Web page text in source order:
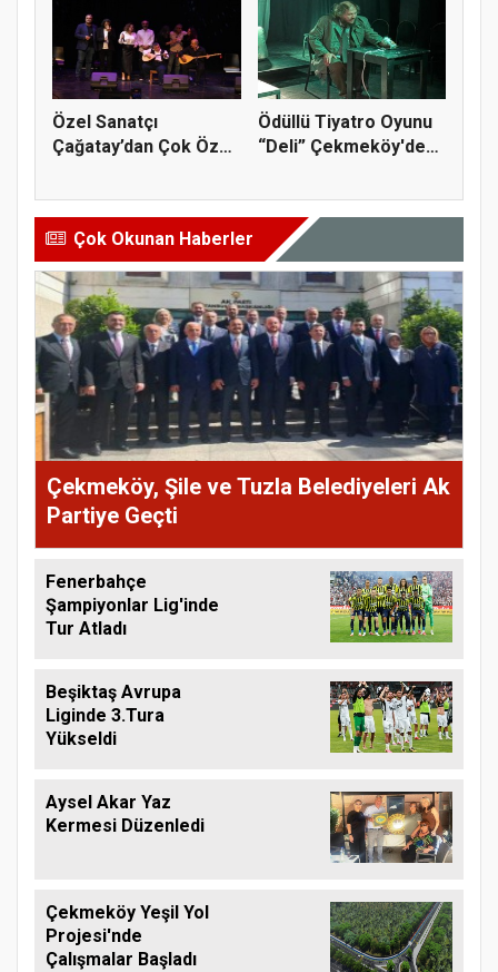
Özel Sanatçı
Çağatay’dan Çok Özel
Ödüllü Tiyatro Oyunu
“Deli” Çekmeköy'de
Çok Okunan Haberler
Çekmeköy, Şile ve Tuzla Belediyeleri Ak
Partiye Geçti
Fenerbahçe
Şampiyonlar Lig'inde
Tur Atladı
Beşiktaş Avrupa
Liginde 3.Tura
Yükseldi
Aysel Akar Yaz
Kermesi Düzenledi
Çekmeköy Yeşil Yol
Projesi'nde
Çalışmalar Başladı